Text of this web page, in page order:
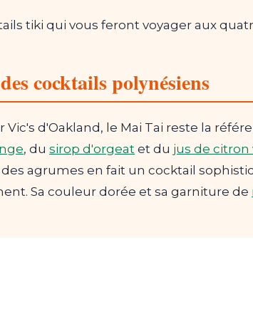
tiki qui vous feront voyager aux
cocktails polynésiens
d'Oakland, le Mai Tai reste la
, du sirop d'orgeat et du jus de citron
agrumes en fait un cocktail
Sa couleur dorée et sa garniture de